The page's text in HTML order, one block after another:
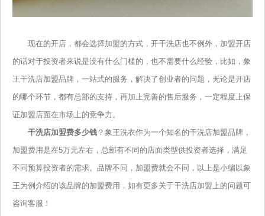
现在的开店，都会选择加盟的方式，开干洗店也不例外，加盟开店
的话对于投资者来说是没有什么门槛的，也不需要什么经验，比如，象
王干洗店加盟品牌，一站式的服务，解决了创业者的问题，无论是开店
的哪个环节，都有总部的支持，再加上完善的售后服务，一定程度上保
证加盟店面在市场上的竞争力。
干洗店加盟费多少钱 ？ 象王洗衣作为一个知名的干洗店加盟品牌，
加盟费用是在5万元左右，总部有不同的店面类型供投资者选择，满足
不同预算投资者的需求。品牌不同，加盟费就会不同，以上是小编以象
王为例介绍的该品牌的加盟费用，如有更多关于干洗店加盟上的问题可
咨询客服！